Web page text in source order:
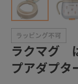
ラクマグ
プアダプタ